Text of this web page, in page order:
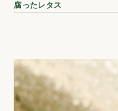
腐ったレタス